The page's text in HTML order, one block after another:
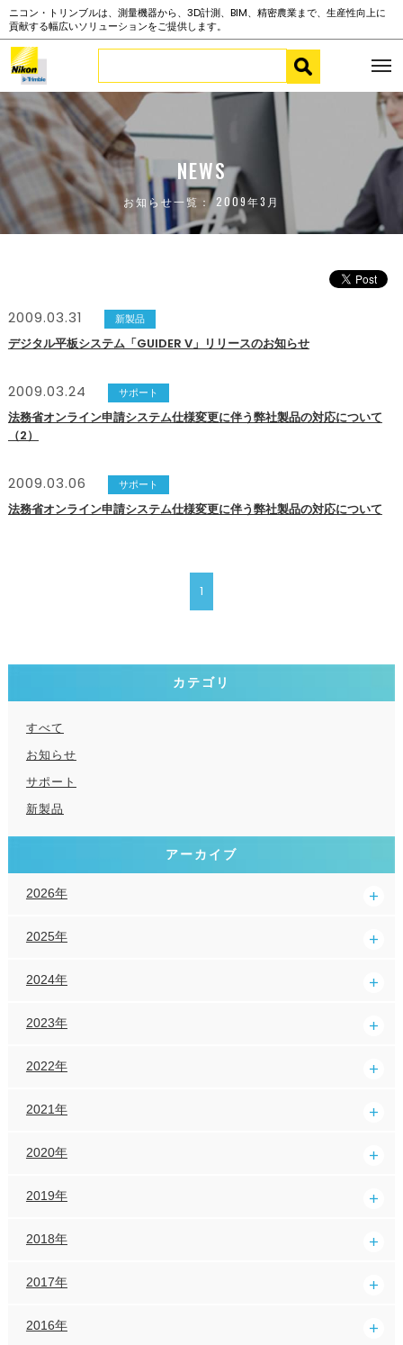
ニコン・トリンブルは、測量機器から、3D計測、BIM、精密農業まで、生産性向上に
貢献する幅広いソリューションをご提供します。
NEWS
お知らせ一覧： 2009年3月
2009.03.31 新製品
デジタル平板システム「GUIDER V」リリースのお知らせ
2009.03.24 サポート
法務省オンライン申請システム仕様変更に伴う弊社製品の対応について
（2）
2009.03.06 サポート
法務省オンライン申請システム仕様変更に伴う弊社製品の対応について
1
カテゴリ
すべて
お知らせ
サポート
新製品
アーカイブ
2026年
2025年
2024年
2023年
2022年
2021年
2020年
2019年
2018年
2017年
2016年